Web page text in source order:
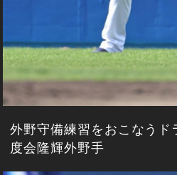
外野守備練習をおこなうド
度会隆輝外野手